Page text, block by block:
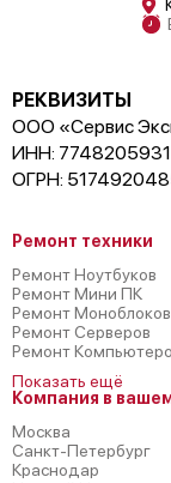
РЕКВИЗИТЫ
ООО «Сервис
ИНН: 7748205931
ОГРН:
Ремонт техники
Ремонт Ноутбуков
Ремонт Мини ПК
Ремонт Моноблоков
Ремонт Серверов
Ремонт
Показать ещё
Компания в
Москва
Санкт-Петербург
Краснодар